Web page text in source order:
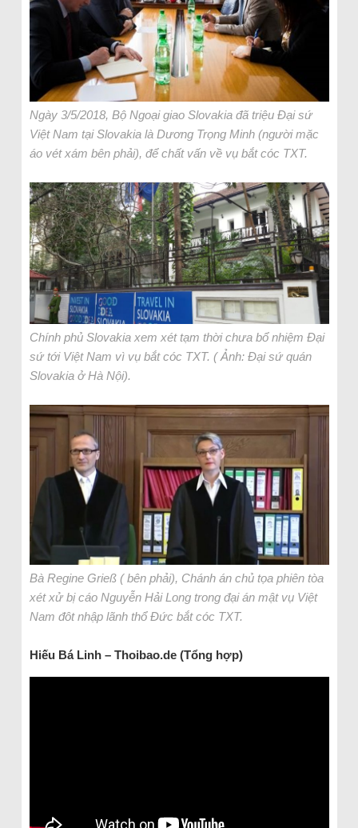
Ngày 3/5/2018, Bộ Ngoại giao Slovakia đã triệu Đại sứ
Việt Nam tại Slovakia là Dương Trọng Minh (người mặc
áo vét xám bên phải), để chất vấn về vụ bắt cóc TXT.
Chính phủ Slovakia xem xét tạm thời chưa bổ nhiệm Đại
sứ tới Việt Nam vì vụ bắt cóc TXT. ( Ảnh: Đại sứ quán
Slovakia ở Hà Nội).
Bà Regine Grieß ( bên phải), Chánh án chủ tọa phiên tòa
xét xử bị cáo Nguyễn Hải Long trong đại án mật vụ Việt
Nam đôt nhập lãnh thổ Đức bắt cóc TXT.
Hiếu Bá Linh – Thoibao.de (Tổng hợp)